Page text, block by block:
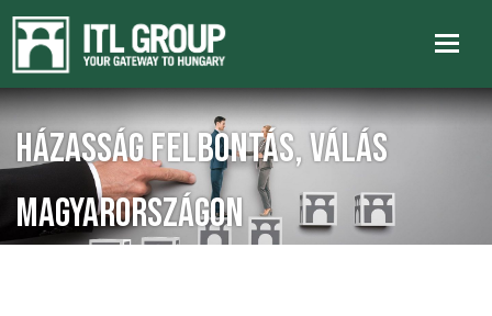
Házasság Felbontás, Válás
Magyarországon